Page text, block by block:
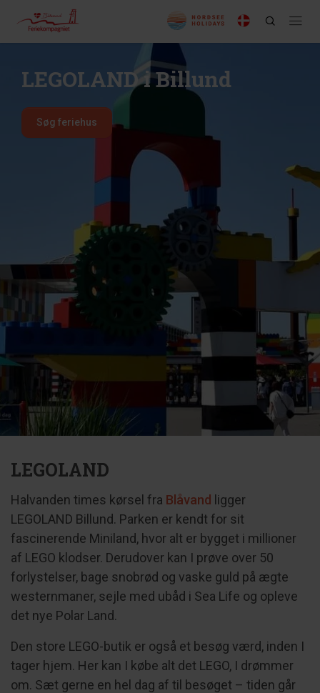
LEGOLAND i Billund
Søg feriehus
LEGOLAND
Halvanden times kørsel fra Blåvand ligger
LEGOLAND Billund. Parken er kendt for sit
fascinerende Miniland, hvor alt er bygget i millioner
af LEGO klodser. Derudover kan I prøve over 50
forlystelser, bage snobrød og vaske guld på ægte
westernmaner, sejle med ubåd i Sea Life og opleve
det nye Polar Land.
Den store LEGO-butik er også et besøg værd, inden I
tager hjem. Her kan I købe alt det LEGO, I drømmer
om. Sæt gerne en hel dag af til besøget – tiden går